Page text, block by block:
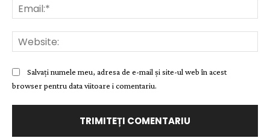
Salvați numele meu, adresa de e-mail și site-ul web în acest
browser pentru data viitoare i comentariu.